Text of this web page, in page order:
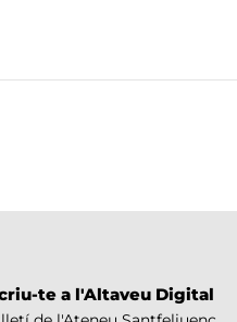
te a l'Altaveu Digital